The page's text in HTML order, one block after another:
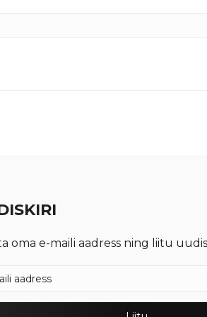
oma e-maili aadress ning liitu